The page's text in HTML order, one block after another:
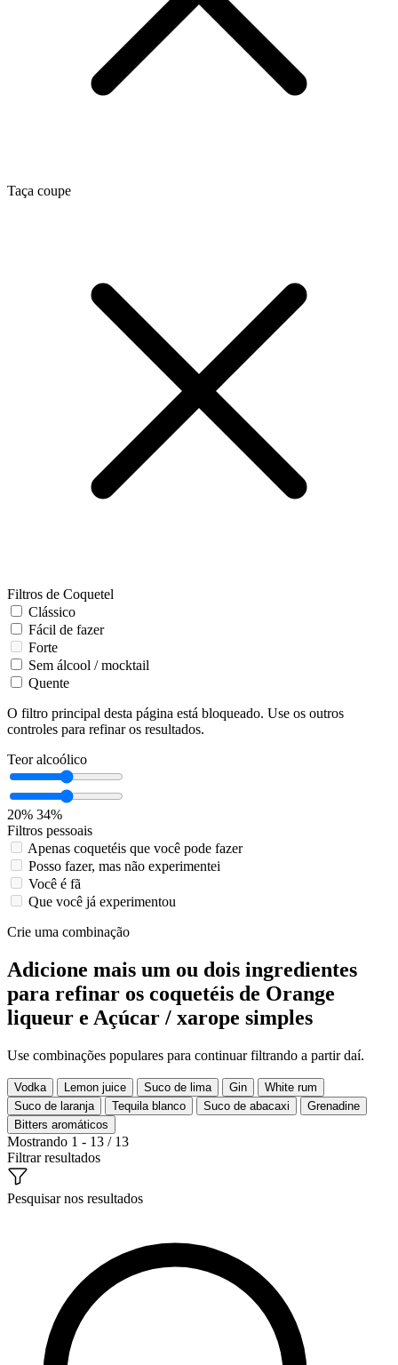
Taça coupe
Filtros de Coquetel
Clássico
Fácil de fazer
Forte
Sem álcool / mocktail
Quente
O filtro principal desta página está bloqueado. Use os outros
controles para refinar os resultados.
Teor alcoólico
20% 34%
Filtros pessoais
Apenas coquetéis que você pode fazer
Posso fazer, mas não experimentei
Você é fã
Que você já experimentou
Crie uma combinação
Adicione mais um ou dois ingredientes
para refinar os coquetéis de Orange
liqueur e Açúcar / xarope simples
Use combinações populares para continuar filtrando a partir daí.
Vodka Lemon juice Suco de lima Gin
White rum
Suco de laranja
Tequila blanco Suco de abacaxi
Grenadine
Bitters aromáticos
Mostrando 1 - 13 / 13
Filtrar resultados
Pesquisar nos resultados